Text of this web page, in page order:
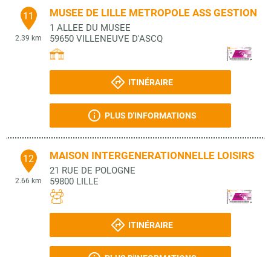
11
2.39 km
MUSEE DE LILLE METROPOLE ASS GESTION
1 ALLEE DU MUSEE
59650 VILLENEUVE D'ASCQ
ITINÉRAIRE
PLUS D'INFORMATIONS
12
2.66 km
MAISON INTERGENERATIONNELLE LOISIRS
21 RUE DE POLOGNE
59800 LILLE
ITINÉRAIRE